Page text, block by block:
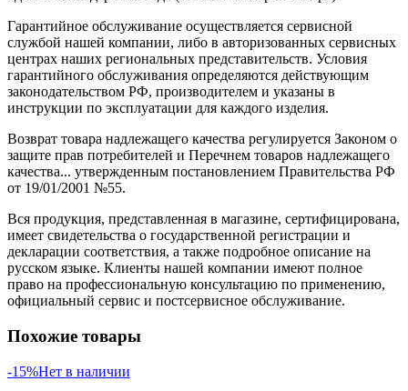
Гарантийное обслуживание осуществляется сервисной
службой нашей компании, либо в авторизованных сервисных
центрах наших региональных представительств. Условия
гарантийного обслуживания определяются действующим
законодательством РФ, производителем и указаны в
инструкции по эксплуатации для каждого изделия.
Возврат товара надлежащего качества регулируется Законом о
защите прав потребителей и Перечнем товаров надлежащего
качества... утвержденным постановлением Правительства РФ
от 19/01/2001 №55.
Вся продукция, представленная в магазине, сертифицирована,
имеет свидетельства о государственной регистрации и
декларации соответствия, а также подробное описание на
русском языке. Клиенты нашей компании имеют полное
право на профессиональную консультацию по применению,
официальный сервис и постсервисное обслуживание.
Похожие товары
-15%Нет в наличии